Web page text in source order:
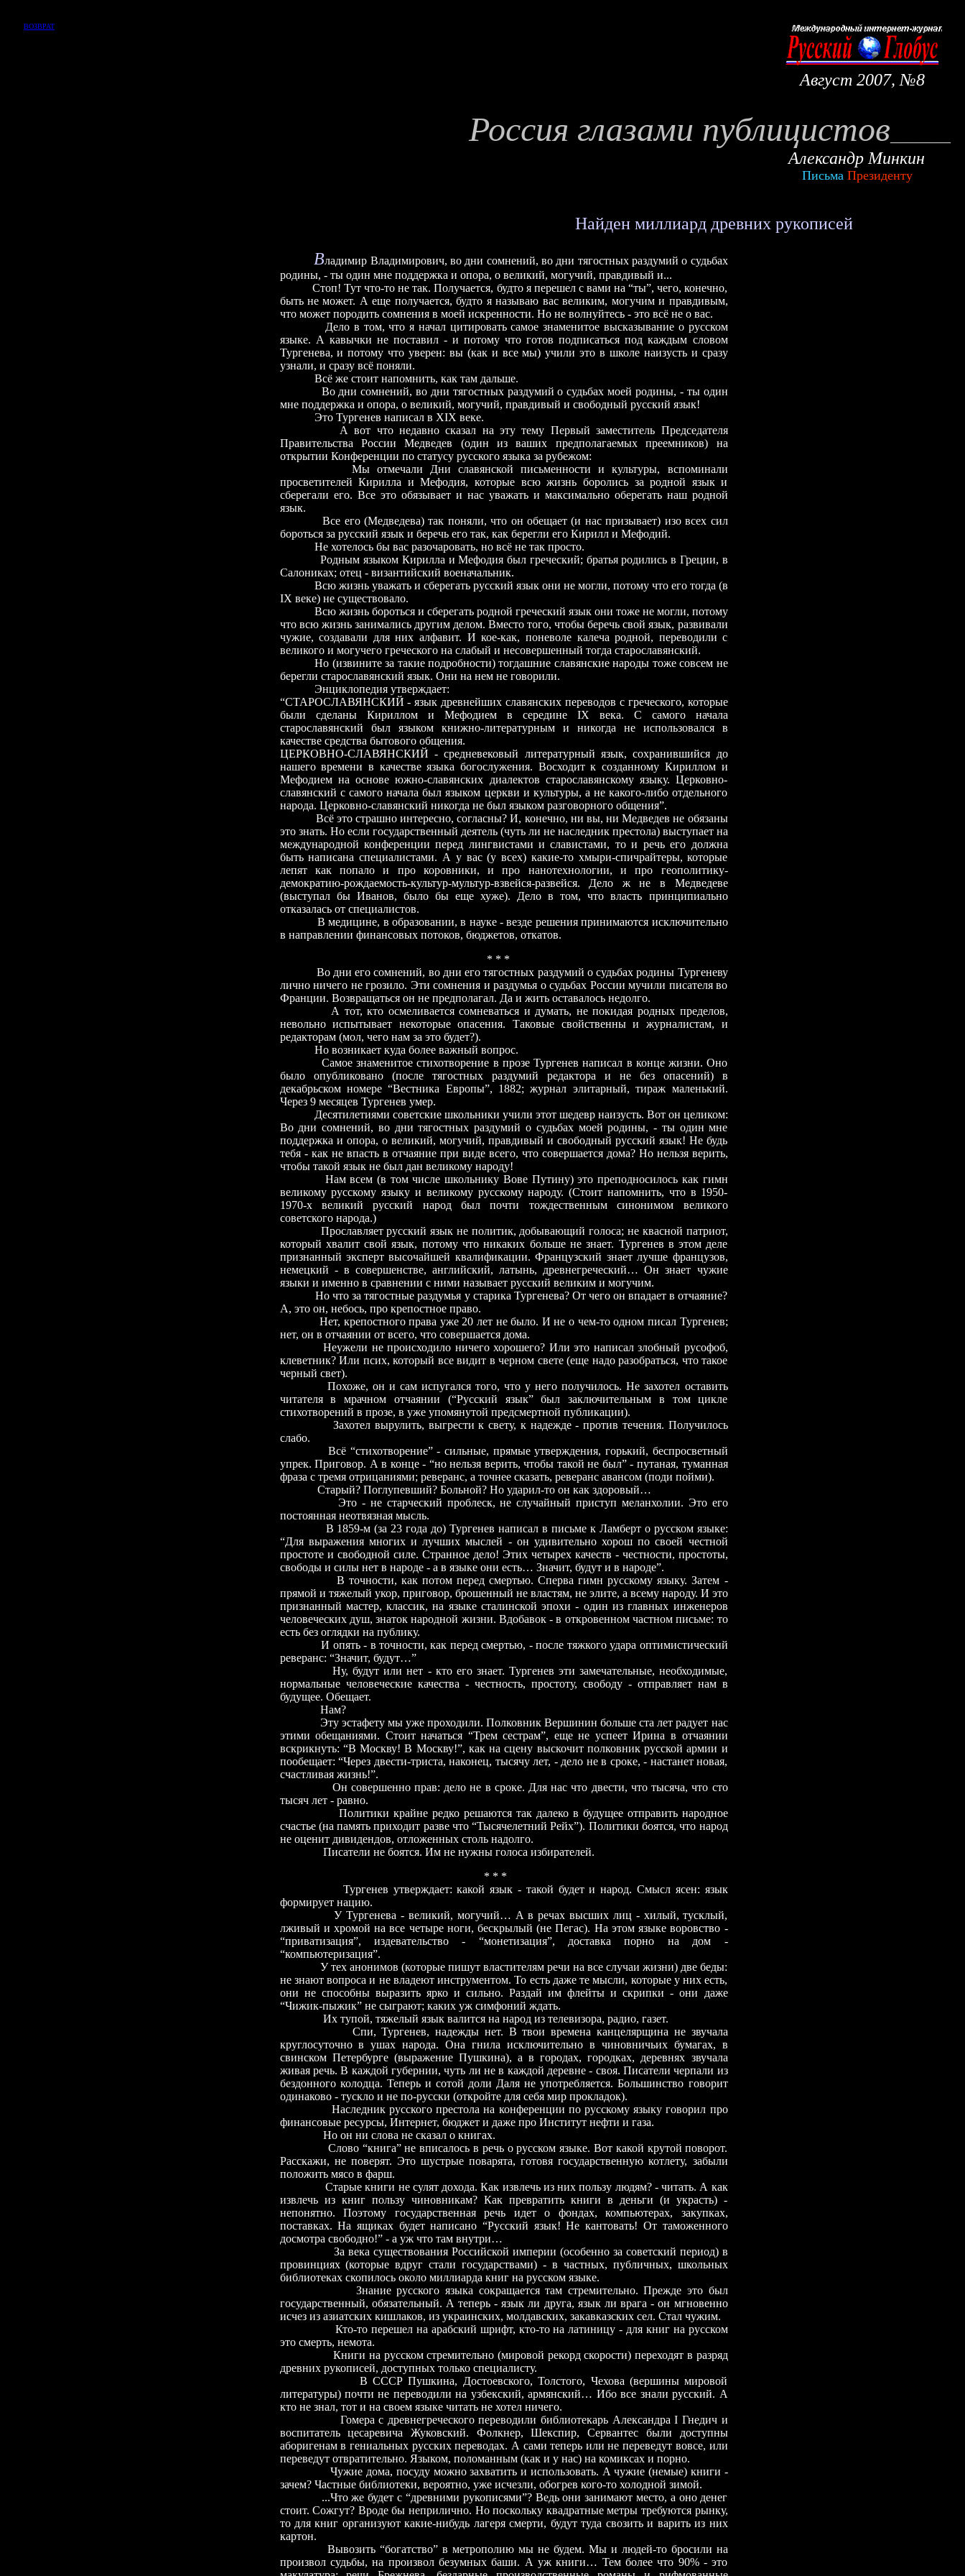
ВОЗВРАТ
Август 2007, №8
Россия глазами публицистов
Александр Минкин
Письма Президенту
Найден миллиард древних рукописей
Владимир Владимирович, во дни сомнений, во дни тягостных раздумий о судьбах
родины, - ты один мне поддержка и опора, о великий, могучий, правдивый и...
Стоп! Тут что-то не так. Получается, будто я перешел с вами на “ты”, чего, конечно,
быть не может. А еще получается, будто я называю вас великим, могучим и правдивым,
что может породить сомнения в моей искренности. Но не волнуйтесь - это всё не о вас.
Дело в том, что я начал цитировать самое знаменитое высказывание о русском
языке. А кавычки не поставил - и потому что готов подписаться под каждым словом
Тургенева, и потому что уверен: вы (как и все мы) учили это в школе наизусть и сразу
узнали, и сразу всё поняли.
Всё же стоит напомнить, как там дальше.
Во дни сомнений, во дни тягостных раздумий о судьбах моей родины, - ты один
мне поддержка и опора, о великий, могучий, правдивый и свободный русский язык!
Это Тургенев написал в XIX веке.
А вот что недавно сказал на эту тему Первый заместитель Председателя
Правительства России Медведев (один из ваших предполагаемых преемников) на
открытии Конференции по статусу русского языка за рубежом:
Мы отмечали Дни славянской письменности и культуры, вспоминали
просветителей Кирилла и Мефодия, которые всю жизнь боролись за родной язык и
сберегали его. Все это обязывает и нас уважать и максимально оберегать наш родной
язык.
Все его (Медведева) так поняли, что он обещает (и нас призывает) изо всех сил
бороться за русский язык и беречь его так, как берегли его Кирилл и Мефодий.
Не хотелось бы вас разочаровать, но всё не так просто.
Родным языком Кирилла и Мефодия был греческий; братья родились в Греции, в
Салониках; отец - византийский военачальник.
Всю жизнь уважать и сберегать русский язык они не могли, потому что его тогда (в
IX веке) не существовало.
Всю жизнь бороться и сберегать родной греческий язык они тоже не могли, потому
что всю жизнь занимались другим делом. Вместо того, чтобы беречь свой язык, развивали
чужие, создавали для них алфавит. И кое-как, поневоле калеча родной, переводили с
великого и могучего греческого на слабый и несовершенный тогда старославянский.
Но (извините за такие подробности) тогдашние славянские народы тоже совсем не
берегли старославянский язык. Они на нем не говорили.
Энциклопедия утверждает:
“СТАРОСЛАВЯНСКИЙ - язык древнейших славянских переводов с греческого, которые
были сделаны Кириллом и Мефодием в середине IХ века. С самого начала
старославянский был языком книжно-литературным и никогда не использовался в
качестве средства бытового общения.
ЦЕРКОВНО-СЛАВЯНСКИЙ - средневековый литературный язык, сохранившийся до
нашего времени в качестве языка богослужения. Восходит к созданному Кириллом и
Мефодием на основе южно-славянских диалектов старославянскому языку. Церковно-
славянский с самого начала был языком церкви и культуры, а не какого-либо отдельного
народа. Церковно-славянский никогда не был языком разговорного общения”.
Всё это страшно интересно, согласны? И, конечно, ни вы, ни Медведев не обязаны
это знать. Но если государственный деятель (чуть ли не наследник престола) выступает на
международной конференции перед лингвистами и славистами, то и речь его должна
быть написана специалистами. А у вас (у всех) какие-то хмыри-спичрайтеры, которые
лепят как попало и про коровники, и про нанотехнологии, и про геополитику-
демократию-рождаемость-культур-мультур-взвейся-развейся. Дело ж не в Медведеве
(выступал бы Иванов, было бы еще хуже). Дело в том, что власть принципиально
отказалась от специалистов.
В медицине, в образовании, в науке - везде решения принимаются исключительно
в направлении финансовых потоков, бюджетов, откатов.
* * *
Во дни его сомнений, во дни его тягостных раздумий о судьбах родины Тургеневу
лично ничего не грозило. Эти сомнения и раздумья о судьбах России мучили писателя во
Франции. Возвращаться он не предполагал. Да и жить оставалось недолго.
А тот, кто осмеливается сомневаться и думать, не покидая родных пределов,
невольно испытывает некоторые опасения. Таковые свойственны и журналистам, и
редакторам (мол, чего нам за это будет?).
Но возникает куда более важный вопрос.
Самое знаменитое стихотворение в прозе Тургенев написал в конце жизни. Оно
было опубликовано (после тягостных раздумий редактора и не без опасений) в
декабрьском номере “Вестника Европы”, 1882; журнал элитарный, тираж маленький.
Через 9 месяцев Тургенев умер.
Десятилетиями советские школьники учили этот шедевр наизусть. Вот он целиком:
Во дни сомнений, во дни тягостных раздумий о судьбах моей родины, - ты один мне
поддержка и опора, о великий, могучий, правдивый и свободный русский язык! Не будь
тебя - как не впасть в отчаяние при виде всего, что совершается дома? Но нельзя верить,
чтобы такой язык не был дан великому народу!
Нам всем (в том числе школьнику Вове Путину) это преподносилось как гимн
великому русскому языку и великому русскому народу. (Стоит напомнить, что в 1950-
1970-х великий русский народ был почти тождественным синонимом великого
советского народа.)
Прославляет русский язык не политик, добывающий голоса; не квасной патриот,
который хвалит свой язык, потому что никаких больше не знает. Тургенев в этом деле
признанный эксперт высочайшей квалификации. Французский знает лучше французов,
немецкий - в совершенстве, английский, латынь, древнегреческий… Он знает чужие
языки и именно в сравнении с ними называет русский великим и могучим.
Но что за тягостные раздумья у старика Тургенева? От чего он впадает в отчаяние?
А, это он, небось, про крепостное право.
Нет, крепостного права уже 20 лет не было. И не о чем-то одном писал Тургенев;
нет, он в отчаянии от всего, что совершается дома.
Неужели не происходило ничего хорошего? Или это написал злобный русофоб,
клеветник? Или псих, который все видит в черном свете (еще надо разобраться, что такое
черный свет).
Похоже, он и сам испугался того, что у него получилось. Не захотел оставить
читателя в мрачном отчаянии (“Русский язык” был заключительным в том цикле
стихотворений в прозе, в уже упомянутой предсмертной публикации).
Захотел вырулить, выгрести к свету, к надежде - против течения. Получилось
слабо.
Всё “стихотворение” - сильные, прямые утверждения, горький, беспросветный
упрек. Приговор. А в конце - “но нельзя верить, чтобы такой не был” - путаная, туманная
фраза с тремя отрицаниями; реверанс, а точнее сказать, реверанс авансом (поди пойми).
Старый? Поглупевший? Больной? Но ударил-то он как здоровый…
Это - не старческий проблеск, не случайный приступ меланхолии. Это его
постоянная неотвязная мысль.
В 1859-м (за 23 года до) Тургенев написал в письме к Ламберт о русском языке:
“Для выражения многих и лучших мыслей - он удивительно хорош по своей честной
простоте и свободной силе. Странное дело! Этих четырех качеств - честности, простоты,
свободы и силы нет в народе - а в языке они есть… Значит, будут и в народе”.
В точности, как потом перед смертью. Сперва гимн русскому языку. Затем -
прямой и тяжелый укор, приговор, брошенный не властям, не элите, а всему народу. И это
признанный мастер, классик, на языке сталинской эпохи - один из главных инженеров
человеческих душ, знаток народной жизни. Вдобавок - в откровенном частном письме: то
есть без оглядки на публику.
И опять - в точности, как перед смертью, - после тяжкого удара оптимистический
реверанс: “Значит, будут…”
Ну, будут или нет - кто его знает. Тургенев эти замечательные, необходимые,
нормальные человеческие качества - честность, простоту, свободу - отправляет нам в
будущее. Обещает.
Нам?
Эту эстафету мы уже проходили. Полковник Вершинин больше ста лет радует нас
этими обещаниями. Стоит начаться “Трем сестрам”, еще не успеет Ирина в отчаянии
вскрикнуть: “В Москву! В Москву!”, как на сцену выскочит полковник русской армии и
пообещает: “Через двести-триста, наконец, тысячу лет, - дело не в сроке, - настанет новая,
счастливая жизнь!”.
Он совершенно прав: дело не в сроке. Для нас что двести, что тысяча, что сто
тысяч лет - равно.
Политики крайне редко решаются так далеко в будущее отправить народное
счастье (на память приходит разве что “Тысячелетний Рейх”). Политики боятся, что народ
не оценит дивидендов, отложенных столь надолго.
Писатели не боятся. Им не нужны голоса избирателей.
* * *
Тургенев утверждает: какой язык - такой будет и народ. Смысл ясен: язык
формирует нацию.
У Тургенева - великий, могучий… А в речах высших лиц - хилый, тусклый,
лживый и хромой на все четыре ноги, бескрылый (не Пегас). На этом языке воровство -
“приватизация”, издевательство - “монетизация”, доставка порно на дом -
“компьютеризация”.
У тех анонимов (которые пишут властителям речи на все случаи жизни) две беды:
не знают вопроса и не владеют инструментом. То есть даже те мысли, которые у них есть,
они не способны выразить ярко и сильно. Раздай им флейты и скрипки - они даже
“Чижик-пыжик” не сыграют; каких уж симфоний ждать.
Их тупой, тяжелый язык валится на народ из телевизора, радио, газет.
Спи, Тургенев, надежды нет. В твои времена канцелярщина не звучала
круглосуточно в ушах народа. Она гнила исключительно в чиновничьих бумагах, в
свинском Петербурге (выражение Пушкина), а в городах, городках, деревнях звучала
живая речь. В каждой губернии, чуть ли не в каждой деревне - своя. Писатели черпали из
бездонного колодца. Теперь и сотой доли Даля не употребляется. Большинство говорит
одинаково - тускло и не по-русски (откройте для себя мир прокладок).
Наследник русского престола на конференции по русскому языку говорил про
финансовые ресурсы, Интернет, бюджет и даже про Институт нефти и газа.
Но он ни слова не сказал о книгах.
Слово “книга” не вписалось в речь о русском языке. Вот какой крутой поворот.
Расскажи, не поверят. Это шустрые поварята, готовя государственную котлету, забыли
положить мясо в фарш.
Старые книги не сулят дохода. Как извлечь из них пользу людям? - читать. А как
извлечь из книг пользу чиновникам? Как превратить книги в деньги (и украсть) -
непонятно. Поэтому государственная речь идет о фондах, компьютерах, закупках,
поставках. На ящиках будет написано “Русский язык! Не кантовать! От таможенного
досмотра свободно!” - а уж что там внутри…
За века существования Российской империи (особенно за советский период) в
провинциях (которые вдруг стали государствами) - в частных, публичных, школьных
библиотеках скопилось около миллиарда книг на русском языке.
Знание русского языка сокращается там стремительно. Прежде это был
государственный, обязательный. А теперь - язык ли друга, язык ли врага - он мгновенно
исчез из азиатских кишлаков, из украинских, молдавских, закавказских сел. Стал чужим.
Кто-то перешел на арабский шрифт, кто-то на латиницу - для книг на русском
это смерть, немота.
Книги на русском стремительно (мировой рекорд скорости) переходят в разряд
древних рукописей, доступных только специалисту.
В СССР Пушкина, Достоевского, Толстого, Чехова (вершины мировой
литературы) почти не переводили на узбекский, армянский… Ибо все знали русский. А
кто не знал, тот и на своем языке читать не хотел ничего.
Гомера с древнегреческого переводили библиотекарь Александра I Гнедич и
воспитатель цесаревича Жуковский. Фолкнер, Шекспир, Сервантес были доступны
аборигенам в гениальных русских переводах. А сами теперь или не переведут вовсе, или
переведут отвратительно. Языком, поломанным (как и у нас) на комиксах и порно.
Чужие дома, посуду можно захватить и использовать. А чужие (немые) книги -
зачем? Частные библиотеки, вероятно, уже исчезли, обогрев кого-то холодной зимой.
...Что же будет с “древними рукописями”? Ведь они занимают место, а оно денег
стоит. Сожгут? Вроде бы неприлично. Но поскольку квадратные метры требуются рынку,
то для книг организуют какие-нибудь лагеря смерти, будут туда свозить и варить из них
картон.
Вывозить “богатство” в метрополию мы не будем. Мы и людей-то бросили на
произвол судьбы, на произвол безумных баши. А уж книги… Тем более что 90% - это